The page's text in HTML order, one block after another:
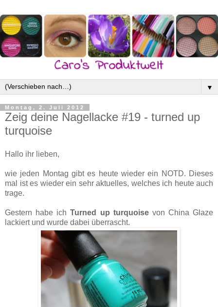
▼
Montag, 2. Juli 2012
Zeig deine Nagellacke #19 - turned up
turquoise
Hallo ihr lieben,
wie jeden Montag gibt es heute wieder ein NOTD. Dieses
mal ist es wieder ein sehr aktuelles, welches ich heute auch
trage.
Gestern habe ichTurned up turquoisevon China Glaze
lackiert und wurde dabei überrascht.